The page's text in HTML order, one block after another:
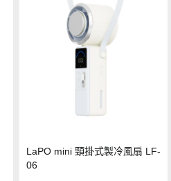
LaPO mini 頸掛式製冷風扇 LF-
06